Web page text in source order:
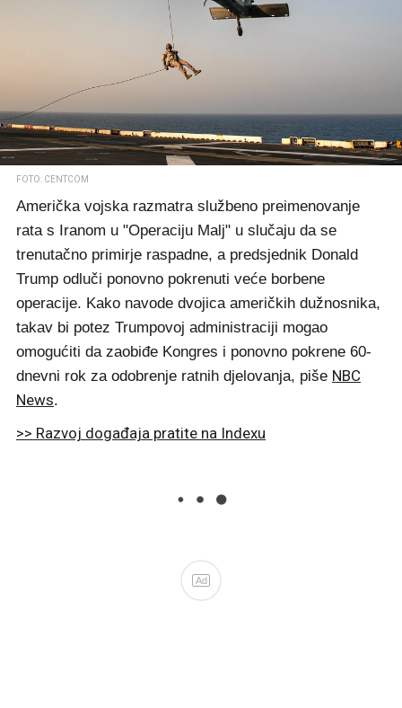
FOTO: CENTCOM
Američka vojska razmatra službeno preimenovanje
rata s Iranom u "Operaciju Malj" u slučaju da se
trenutačno primirje raspadne, a predsjednik Donald
Trump odluči ponovno pokrenuti veće borbene
operacije. Kako navode dvojica američkih dužnosnika,
takav bi potez Trumpovoj administraciji mogao
omogućiti da zaobiđe Kongres i ponovno pokrene 60-
dnevni rok za odobrenje ratnih djelovanja, piše NBC
News.
>> Razvoj događaja pratite na Indexu
Ad